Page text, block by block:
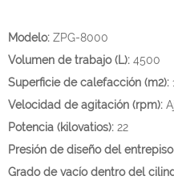
Modelo: ZPG-8000
Volumen de trabajo (L): 4500
Superficie de calefacción (m2):
Velocidad de agitación (rpm):
Potencia (kilovatios): 22
Presión de diseño del
Grado de vacío dentro del